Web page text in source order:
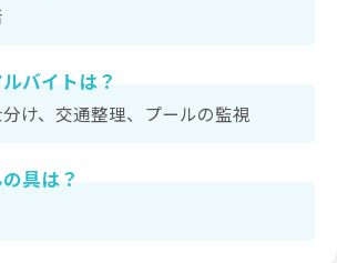
バイトは？
け、交通整理、プールの監視
具は？